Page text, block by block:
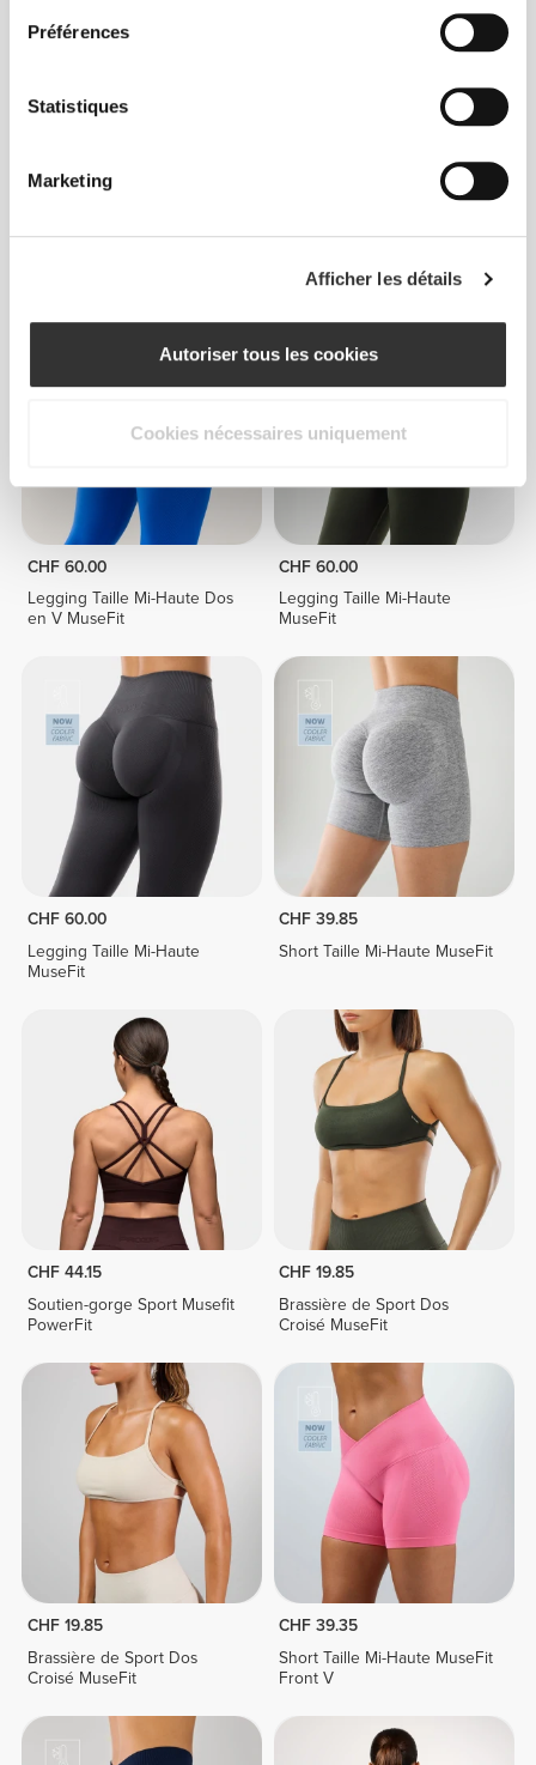
Préférences
Statistiques
Marketing
Afficher les détails
Autoriser tous les cookies
Cookies nécessaires uniquement
CHF 60.00
Legging Taille Mi-Haute Dos
en V MuseFit
CHF 60.00
Legging Taille Mi-Haute
MuseFit
CHF 60.00
Legging Taille Mi-Haute
MuseFit
CHF 39.85
Short Taille Mi-Haute MuseFit
CHF 44.15
Soutien-gorge Sport Musefit
PowerFit
CHF 19.85
Brassière de Sport Dos
Croisé MuseFit
CHF 19.85
Brassière de Sport Dos
Croisé MuseFit
CHF 39.35
Short Taille Mi-Haute MuseFit
Front V